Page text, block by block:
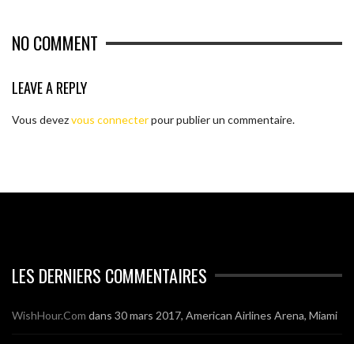
NO COMMENT
LEAVE A REPLY
Vous devezvous connecterpour publier un commentaire.
LES DERNIERS COMMENTAIRES
WishHour.Com dans 30 mars 2017, American Airlines Arena, Miami